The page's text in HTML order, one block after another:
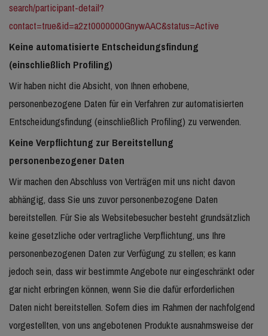
search/participant-detail?
contact=true&id=a2zt0000000GnywAAC&status=Active
Keine automatisierte Entscheidungsfindung
(einschließlich Profiling)
Wir haben nicht die Absicht, von Ihnen erhobene,
personenbezogene Daten für ein Verfahren zur automatisierten
Entscheidungsfindung (einschließlich Profiling) zu verwenden.
Keine Verpflichtung zur Bereitstellung
personenbezogener Daten
Wir machen den Abschluss von Verträgen mit uns nicht davon
abhängig, dass Sie uns zuvor personenbezogene Daten
bereitstellen. Für Sie als Websitebesucher besteht grundsätzlich
keine gesetzliche oder vertragliche Verpflichtung, uns Ihre
personenbezogenen Daten zur Verfügung zu stellen; es kann
jedoch sein, dass wir bestimmte Angebote nur eingeschränkt oder
gar nicht erbringen können, wenn Sie die dafür erforderlichen
Daten nicht bereitstellen. Sofern dies im Rahmen der nachfolgend
vorgestellten, von uns angebotenen Produkte ausnahmsweise der